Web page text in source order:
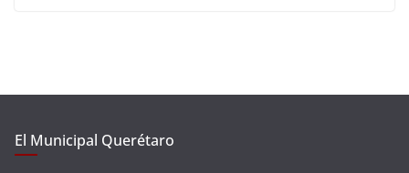
El Municipal Querétaro